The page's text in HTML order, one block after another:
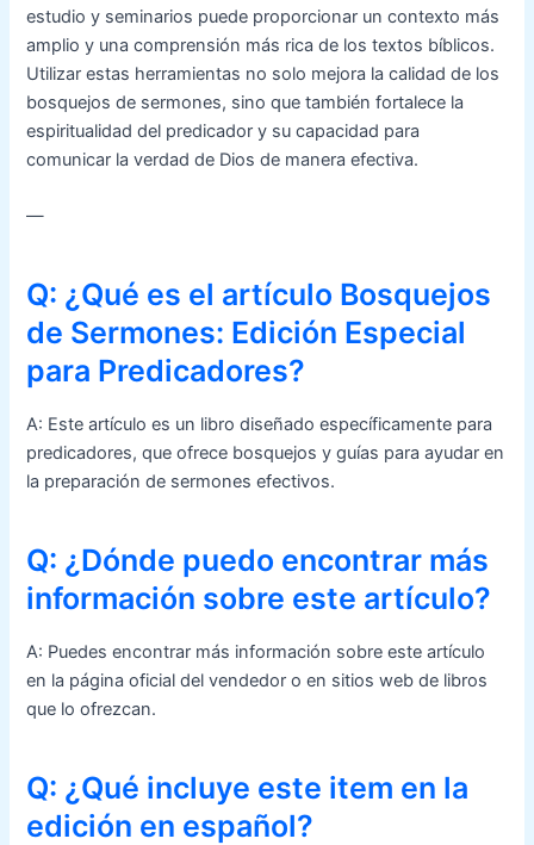
estudio y seminarios puede proporcionar un contexto más
amplio y una comprensión más rica de los textos bíblicos.
Utilizar estas herramientas no solo mejora la calidad de los
bosquejos de sermones, sino que también fortalece la
espiritualidad del predicador y su capacidad para
comunicar la verdad de Dios de manera efectiva.
—
Q: ¿Qué es el artículo Bosquejos
de Sermones: Edición Especial
para Predicadores?
A: Este artículo es un libro diseñado específicamente para
predicadores, que ofrece bosquejos y guías para ayudar en
la preparación de sermones efectivos.
Q: ¿Dónde puedo encontrar más
información sobre este artículo?
A: Puedes encontrar más información sobre este artículo
en la página oficial del vendedor o en sitios web de libros
que lo ofrezcan.
Q: ¿Qué incluye este item en la
edición en español?